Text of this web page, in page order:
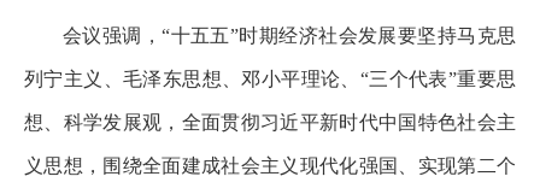
会议强调，“十五五”时期经济社会发展要坚持马克思
列宁主义、毛泽东思想、邓小平理论、“三个代表”重要思
想、科学发展观，全面贯彻习近平新时代中国特色社会主
义思想，围绕全面建成社会主义现代化强国、实现第二个